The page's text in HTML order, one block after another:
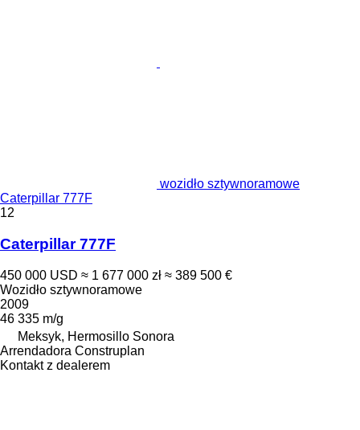
wozidło sztywnoramowe
Caterpillar 777F
12
Caterpillar 777F
450 000 USD ≈ 1 677 000 zł ≈ 389 500 €
Wozidło sztywnoramowe
2009
46 335 m/g
Meksyk, Hermosillo Sonora
Arrendadora Construplan
Kontakt z dealerem